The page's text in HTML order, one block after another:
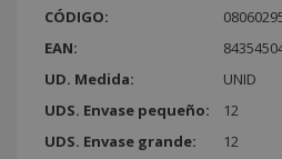
CÓDIGO:
EAN:
UD. Medida:
UNID
UDS. Envase pequeño:
12
UDS. Envase grande:
12